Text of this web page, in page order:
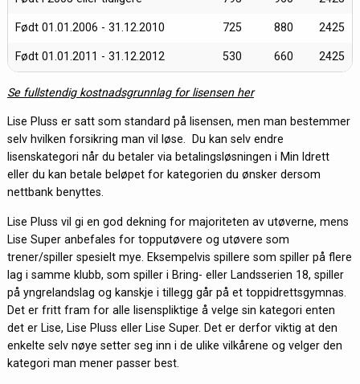
Født 01.01.2006 - 31.12.2010 725 880 2425
Født 01.01.2011 - 31.12.2012 530 660 2425
Se fullstendig kostnadsgrunnlag for lisensen her
Lise Pluss er satt som standard på lisensen, men man bestemmer
selv hvilken forsikring man vil løse. Du kan selv endre
lisenskategori når du betaler via betalingsløsningen i Min Idrett
eller du kan betale beløpet for kategorien du ønsker dersom
nettbank benyttes.
Lise Pluss vil gi en god dekning for majoriteten av utøverne, mens
Lise Super anbefales for topputøvere og utøvere som
trener/spiller spesielt mye. Eksempelvis spillere som spiller på flere
lag i samme klubb, som spiller i Bring- eller Landsserien 18, spiller
på yngrelandslag og kanskje i tillegg går på et toppidrettsgymnas.
Det er fritt fram for alle lisenspliktige å velge sin kategori enten
det er Lise, Lise Pluss eller Lise Super. Det er derfor viktig at den
enkelte selv nøye setter seg inn i de ulike vilkårene og velger den
kategori man mener passer best.